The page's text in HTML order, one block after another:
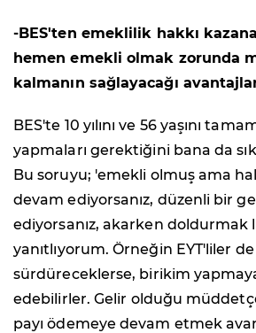
-BES'ten emeklilik hakkı
hemen emekli olmak zorunda
kalmanın sağlayacağı
BES'te 10 yılını ve 56 yaşını
yapmaları gerektiğini bana da
Bu soruyu; 'emekli olmuş ama
devam ediyorsanız, düzenli bir
ediyorsanız, akarken doldurmak
yanıtlıyorum. Örneğin EYT'liler de
sürdüreceklerse, birikim
edebilirler. Gelir olduğu
payı ödemeye devam etmek